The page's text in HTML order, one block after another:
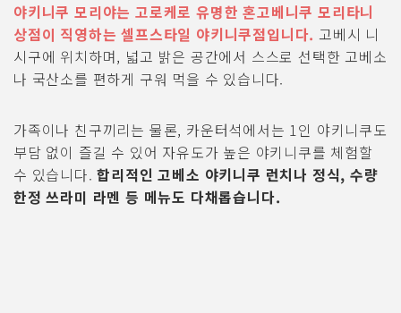
야키니쿠 모리야는 고로케로 유명한 혼고베니쿠 모리타니
상점이 직영하는 셀프스타일 야키니쿠점입니다.고베시 니
시구에 위치하며, 넓고 밝은 공간에서 스스로 선택한 고베소
나 국산소를 편하게 구워 먹을 수 있습니다.
가족이나 친구끼리는 물론, 카운터석에서는 1인 야키니쿠도
부담 없이 즐길 수 있어 자유도가 높은 야키니쿠를 체험할
수 있습니다.합리적인 고베소 야키니쿠 런치나 정식, 수량
한정 쓰라미 라멘 등 메뉴도 다채롭습니다.